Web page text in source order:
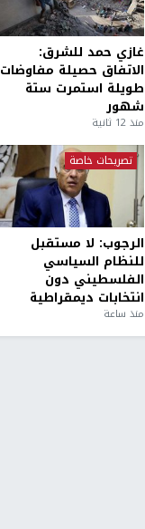
غازي حمد للشرق:
الاتفاق حصيلة مفاوضات
طويلة استمرت ستة
شهور
منذ 12 ثانية
تصريحات خاصة
الرجوب: لا مستقبل
للنظام السياسي
الفلسطيني دون
انتخابات ديمقراطية
منذ ساعة